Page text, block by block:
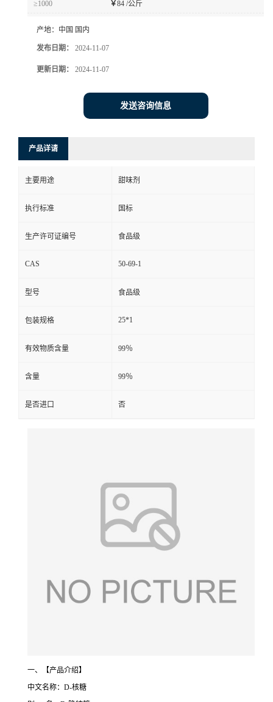
≥1000 ￥84 /公斤
产地： 中国 国内
发布日期： 2024-11-07
更新日期： 2024-11-07
发送咨询信息
产品详请
主要用途 甜味剂
执行标准 国标
生产许可证编号 食品级
CAS 50-69-1
型号 食品级
包装规格 25*1
有效物质含量 99％
含量 99％
是否进口 否
一、【产品介绍】
中文名称：D-核糖